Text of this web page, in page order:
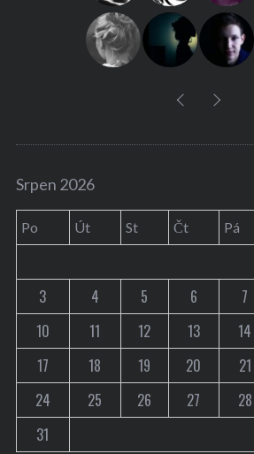
Srpen 2026
Po Út St Čt Pá
3
4 5 6 7
10
11 12 13 14
17
18 19 20 21
24
25 26 27 28
31